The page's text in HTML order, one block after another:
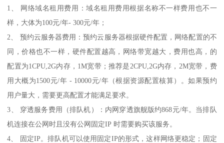
1、 网络域名租用费用：域名租用费用根据名称不一样费用也不一
样，大体为100元/年- 300元/年；
2、 预约云服务器费用：预约云服务器根据硬件配置，网络配置的不
同，价格也不一样，硬件配置越高，网络带宽越大，费用也高，的
配置为1CPU,2G内存，1M宽带；推荐是2CPU,2G内存，2M宽带，费
用大概为1500元/年 - 10000元/年（根据资源配置核算）。如果预约
用户量大，需要更高配置才能满足要求。
3、 穿透服务费用（排队机）：内网穿透旗舰版约868元/年。当排队
机连接在公网时且没有公网固定IP 时需要购买该服务。
4、 固定IP。排队机可以使用固定IP的形式，这样网络更稳定；固定